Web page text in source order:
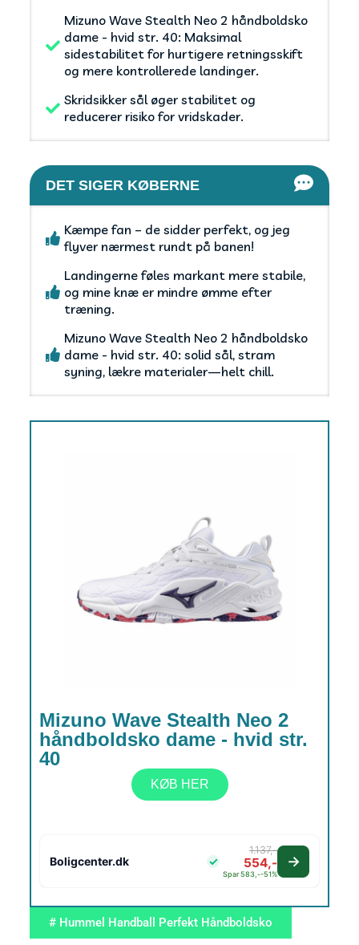
Mizuno Wave Stealth Neo 2 håndboldsko
dame - hvid str. 40: Maksimal
sidestabilitet for hurtigere retningsskift
og mere kontrollerede landinger.
Skridsikker sål øger stabilitet og
reducerer risiko for vridskader.
DET SIGER KØBERNE
Kæmpe fan – de sidder perfekt, og jeg
flyver nærmest rundt på banen!
Landingerne føles markant mere stabile,
og mine knæ er mindre ømme efter
træning.
Mizuno Wave Stealth Neo 2 håndboldsko
dame - hvid str. 40: solid sål, stram
syning, lækre materialer—helt chill.
Mizuno Wave Stealth Neo 2
håndboldsko dame - hvid str.
40
KØB HER
Boligcenter.dk
1.137,-
554,-
Spar 583,--51%
# Hummel Handball Perfekt Håndboldsko